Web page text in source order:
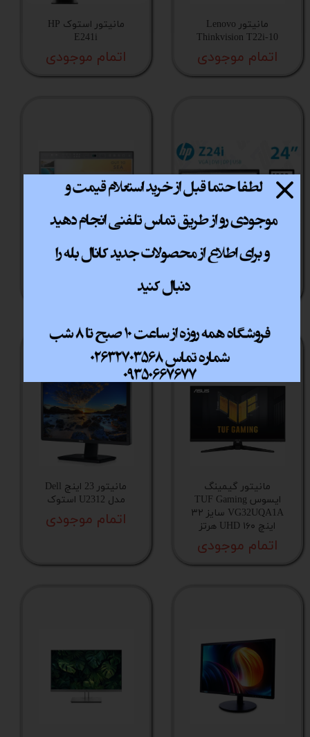
مانیتور Lenovo
Thinkvision T22i-10
اتمام موجودی
مانیتور استوک HP
E241i
اتمام موجودی
مانیتور HP Z24i سایز
مانیتور استوک 23 اینچ
مانیتور گیمینگ
ایسوس TUF Gaming
VG32UQA1A سایز ۳۲
اینچ UHD ۱۶۰ هرتز
اتمام موجودی
مانیتور 23 اینچ Dell
مدل U2312 استوک
اتمام موجودی